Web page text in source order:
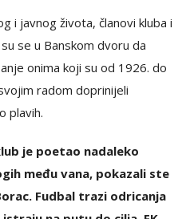
i javnog života, članovi kluba i
se u Banskom dvoru da
onima koji su od 1926. do
radom doprinijeli
plavih.
je poetao nadaleko
među vana, pokazali ste
Fudbal trazi odricanja